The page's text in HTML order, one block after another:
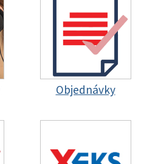
Objednávky